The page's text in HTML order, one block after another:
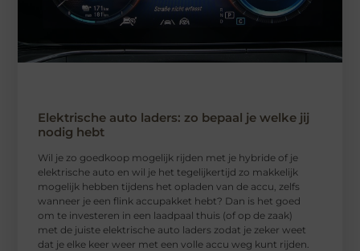
Elektrische auto laders: zo bepaal je welke jij
nodig hebt
Wil je zo goedkoop mogelijk rijden met je hybride of je
elektrische auto en wil je het tegelijkertijd zo makkelijk
mogelijk hebben tijdens het opladen van de accu, zelfs
wanneer je een flink accupakket hebt? Dan is het goed
om te investeren in een laadpaal thuis (of op de zaak)
met de juiste elektrische auto laders zodat je zeker weet
dat je elke keer weer met een volle accu weg kunt rijden.